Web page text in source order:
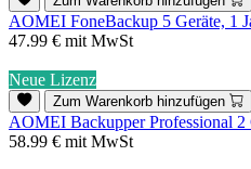
AOMEI FoneBackup 5 Geräte, 1
47.99 € mit MwSt
Neue Lizenz
Zum Warenkorb hinzufügen
AOMEI Backupper Professional 2
58.99 € mit MwSt